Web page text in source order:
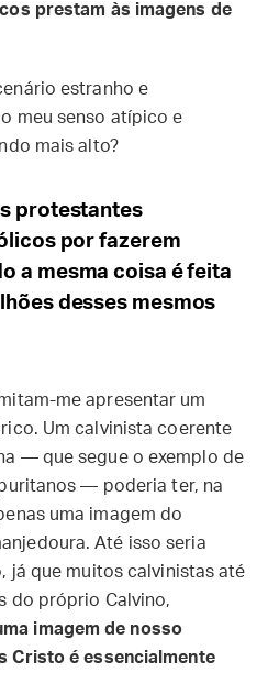
prestam às imagens de
estranho e
meu senso atípico e
mais alto?
protestantes
por fazerem
a mesma coisa é feita
desses mesmos
me apresentar um
Um calvinista coerente
— que segue o exemplo de
— poderia ter, na
uma imagem do
Até isso seria
já que muitos calvinistas até
do próprio Calvino,
imagem de nosso
Cristo é essencialmente